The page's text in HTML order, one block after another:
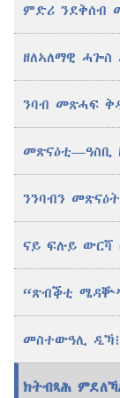
ምድሪ ንደቅሰብ
ዘለኣለማዊ ሓጐስ
ንባብ መጽሓፍ
መጽናዕቲ—ዓስቢ
ንንባብን
ናይ ፍሉይ ውርሻ
“ጽብቕቲ
መስተውዓሊ ዲኻ፧
ክትብጻሕ